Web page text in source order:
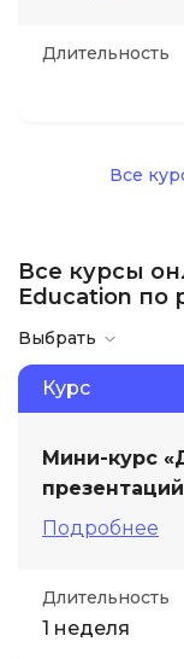
Длительность
Все
Все курсы
Education по
Выбрать
Курс
Мини-курс
Подробнее
Длительность
1 неделя